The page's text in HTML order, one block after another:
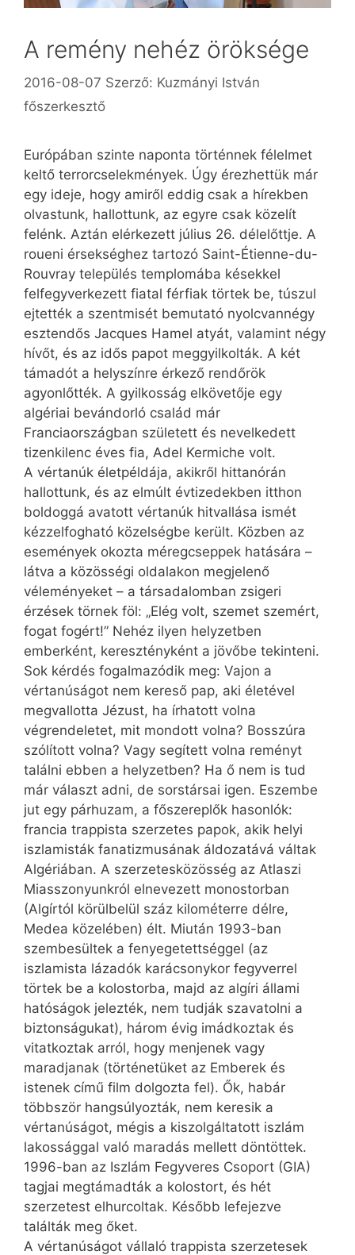
A remény nehéz öröksége
2016-08-07 Szerző: Kuzmányi István
főszerkesztő
Európában szinte naponta történnek félelmet
keltő terrorcselekmények. Úgy érezhettük már
egy ideje, hogy amiről eddig csak a hírekben
olvastunk, hallottunk, az egyre csak közelít
felénk. Aztán elérkezett július 26. délelőttje. A
roueni érsekséghez tartozó Saint-Étienne-du-
Rouvray település templomába késekkel
felfegyverkezett fiatal férfiak törtek be, túszul
ejtették a szentmisét bemutató nyolcvannégy
esztendős Jacques Hamel atyát, valamint négy
hívőt, és az idős papot meggyilkolták. A két
támadót a helyszínre érkező rendőrök
agyonlőtték. A gyilkosság elkövetője egy
algériai bevándorló család már
Franciaországban született és nevelkedett
tizenkilenc éves fia, Adel Kermiche volt.
A vértanúk életpéldája, akikről hittanórán
hallottunk, és az elmúlt évtizedekben itthon
boldoggá avatott vértanúk hitvallása ismét
kézzelfogható közelségbe került. Közben az
események okozta méregcseppek hatására –
látva a közösségi oldalakon megjelenő
véleményeket – a társadalomban zsigeri
érzések törnek föl: „Elég volt, szemet szemért,
fogat fogért!” Nehéz ilyen helyzetben
emberként, keresztényként a jövőbe tekinteni.
Sok kérdés fogalmazódik meg: Vajon a
vértanúságot nem kereső pap, aki életével
megvallotta Jézust, ha írhatott volna
végrendeletet, mit mondott volna? Bosszúra
szólított volna? Vagy segített volna reményt
találni ebben a helyzetben? Ha ő nem is tud
már választ adni, de sorstársai igen. Eszembe
jut egy párhuzam, a főszereplők hasonlók:
francia trappista szerzetes papok, akik helyi
iszlamisták fanatizmusának áldozatává váltak
Algériában. A szerzetesközösség az Atlaszi
Miasszonyunkról elnevezett monostorban
(Algírtól körülbelül száz kilométerre délre,
Medea közelében) élt. Miután 1993-ban
szembesültek a fenyegetettséggel (az
iszlamista lázadók karácsonykor fegyverrel
törtek be a kolostorba, majd az algíri állami
hatóságok jelezték, nem tudják szavatolni a
biztonságukat), három évig imádkoztak és
vitatkoztak arról, hogy menjenek vagy
maradjanak (történetüket az Emberek és
istenek című film dolgozta fel). Ők, habár
többször hangsúlyozták, nem keresik a
vértanúságot, mégis a kiszolgáltatott iszlám
lakossággal való maradás mellett döntöttek.
1996-ban az Iszlám Fegyveres Csoport (GIA)
tagjai megtámadták a kolostort, és hét
szerzetest elhurcoltak. Később lefejezve
találták meg őket.
A vértanúságot vállaló trappista szerzetesek